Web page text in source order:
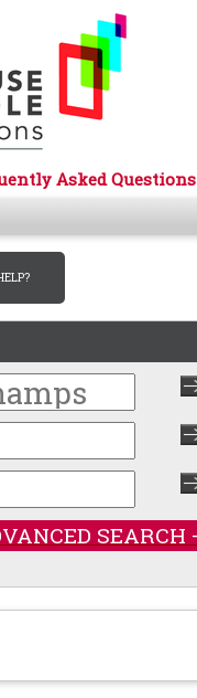
Asked Questions
SEARCH